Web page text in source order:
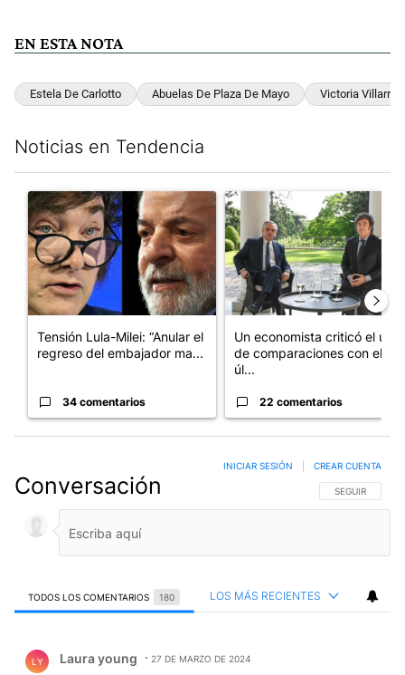
EN ESTA NOTA
Estela De Carlotto Abuelas De Plaza De Mayo Victoria Villarruel
Noticias en Tendencia
Un artículo de tendencia con el título "Tensión Lula-Milei:
Tensión Lula-Milei: “Anular el
regreso del embajador ma...
34 comentarios
Un artículo de tendencia con
Un economista criticó el uso
de comparaciones con el
úl...
22 comentarios
Conversación SIGA ESTA
SEGUIR
INICIAR SESIÓN CREAR CUENTA
TODOS LOS COMENTARIOS 180 LOS MÁS RECIENTES
LY Laura young 27 DE MARZO DE 2024